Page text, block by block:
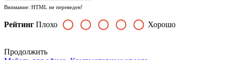
Внимание: HTML не переведен!
Рейтинг Плохо Хорошо
Продолжить